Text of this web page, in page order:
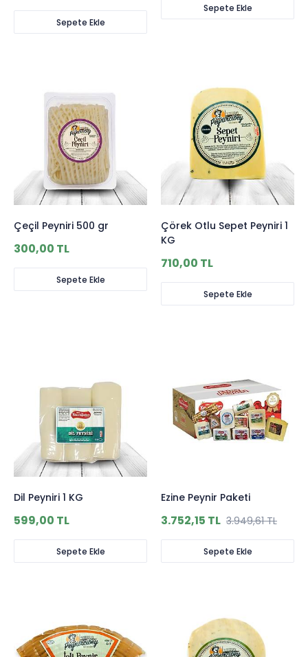
Sepete Ekle
Sepete Ekle
Çeçil Peyniri 500 gr
300,00 TL
Sepete Ekle
Çörek Otlu Sepet Peyniri 1
KG
710,00 TL
Sepete Ekle
Dil Peyniri 1 KG
599,00 TL
Sepete Ekle
Ezine Peynir Paketi
3.752,15 TL 3.949,61 TL
Sepete Ekle